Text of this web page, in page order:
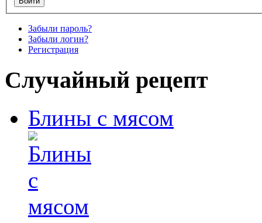
Забыли пароль?
Забыли логин?
Регистрация
Случайный рецепт
Блины с мясом